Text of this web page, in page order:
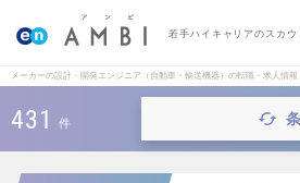
若手ハイキャリアのスカウ
メーカーの設計・開発エンジニア（自動車・輸送機器）の転職・求人情報
431 件